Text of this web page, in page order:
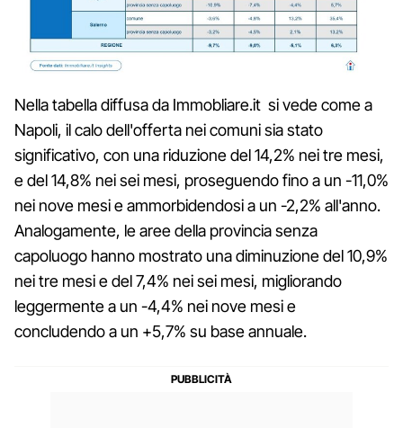
Nella tabella diffusa da Immobliare.it si vede come a
Napoli, il calo dell'offerta nei comuni sia stato
significativo, con una riduzione del 14,2% nei tre mesi,
e del 14,8% nei sei mesi, proseguendo fino a un -11,0%
nei nove mesi e ammorbidendosi a un -2,2% all'anno.
Analogamente, le aree della provincia senza
capoluogo hanno mostrato una diminuzione del 10,9%
nei tre mesi e del 7,4% nei sei mesi, migliorando
leggermente a un -4,4% nei nove mesi e
concludendo a un +5,7% su base annuale.